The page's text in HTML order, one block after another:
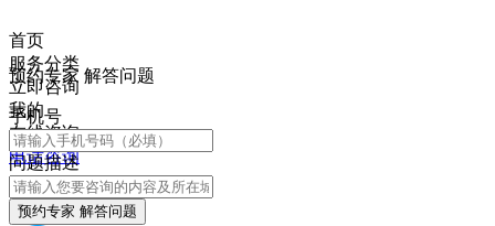
首页
服务分类
立即咨询
我的
在线咨询
电话咨询
预约专家 解答问题
手机号
问题描述
预约专家 解答问题